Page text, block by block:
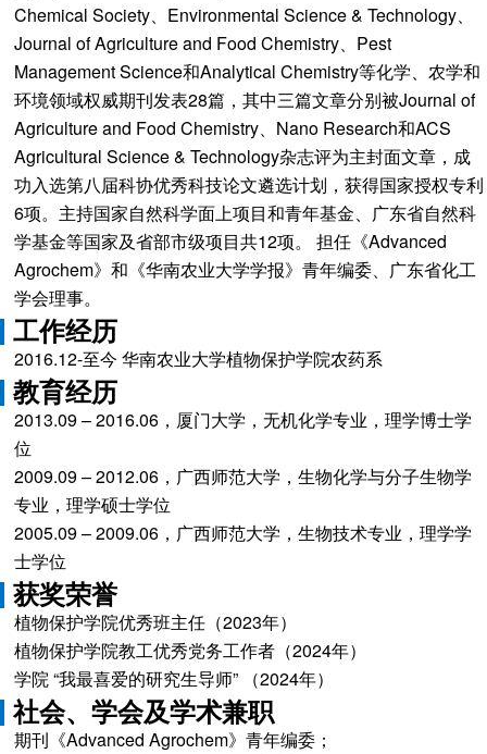
Chemical Society、Environmental Science & Technology、
Journal of Agriculture and Food Chemistry、Pest
Management Science和Analytical Chemistry等化学、农学和
环境领域权威期刊发表28篇，其中三篇文章分别被Journal of
Agriculture and Food Chemistry、Nano Research和ACS
Agricultural Science & Technology杂志评为主封面文章，成
功入选第八届科协优秀科技论文遴选计划，获得国家授权专利
6项。主持国家自然科学面上项目和青年基金、广东省自然科
学基金等国家及省部市级项目共12项。 担任《Advanced
Agrochem》和《华南农业大学学报》青年编委、广东省化工
学会理事。
工作经历
2016.12-至今 华南农业大学植物保护学院农药系
教育经历
2013.09 – 2016.06，厦门大学，无机化学专业，理学博士学
位
2009.09 – 2012.06，广西师范大学，生物化学与分子生物学
专业，理学硕士学位
2005.09 – 2009.06，广西师范大学，生物技术专业，理学学
士学位
获奖荣誉
植物保护学院优秀班主任（2023年）
植物保护学院教工优秀党务工作者（2024年）
学院 “我最喜爱的研究生导师” （2024年）
社会、学会及学术兼职
期刊《Advanced Agrochem》青年编委；